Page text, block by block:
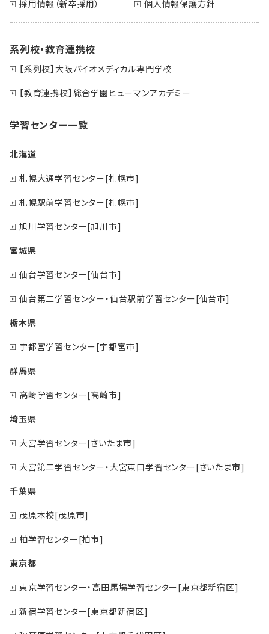
採用情報（新卒採用） 個人情報保護方針
系列校・教育連携校
【系列校】大阪バイオメディカル専門学校
【教育連携校】総合学園ヒューマンアカデミー
学習センター一覧
北海道
札幌大通学習センター[札幌市]
札幌駅前学習センター[札幌市]
旭川学習センター[旭川市]
宮城県
仙台学習センター[仙台市]
仙台第二学習センター・仙台駅前学習センター[仙台市]
栃木県
宇都宮学習センター[宇都宮市]
群馬県
高崎学習センター[高崎市]
埼玉県
大宮学習センター[さいたま市]
大宮第二学習センター・大宮東口学習センター[さいたま市]
千葉県
茂原本校[茂原市]
柏学習センター[柏市]
東京都
東京学習センター・高田馬場学習センター[東京都新宿区]
新宿学習センター[東京都新宿区]